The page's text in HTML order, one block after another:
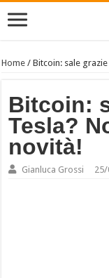
Home /Bitcoin: sale
Bitcoin:
Tesla?
novità!
Gianluca Grossi